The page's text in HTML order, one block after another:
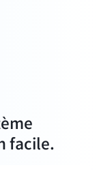
facile.